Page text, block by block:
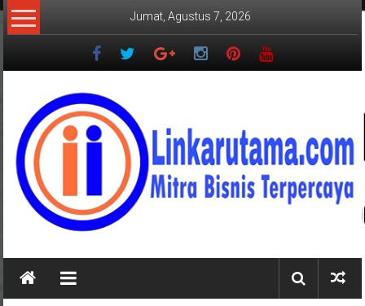
Lompat
ke
Jumat, Agustus 7, 2026
LINKARUTAMA.COM
Mitra